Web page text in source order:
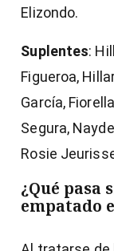
Elizondo.
Suplentes:
Figueroa,
García,
Segura,
Rosie
¿Qué
empatado